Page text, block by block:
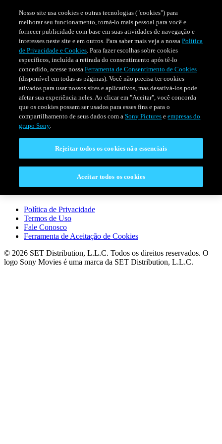
FILMESSÉRIESPROGRAMAÇÃO
LEGAL
Política de Privacidade
Termos de Uso
Fale Conosco
Ferramenta de Aceitação de Cookies
© 2026 SET Distribution, L.L.C. Todos os direitos reservados. O
logo Sony Movies é uma marca da SET Distribution, L.L.C.
Nosso site usa cookies e outras tecnologias ("cookies") para
melhorar seu funcionamento, torná-lo mais pessoal para você e
fornecer publicidade com base em suas atividades de navegação e
interesses neste site e em outros. Para saber mais veja a nossaPolítica
de Privacidade e Cookies. Para fazer escolhas sobre cookies
específicos, incluída a retirada do consentimento após tê-lo
concedido, acesse nossaFerramenta de Consentimento de Cookies
(disponível em todas as páginas). Você não precisa ter cookies
ativados para usar nossos sites e aplicativos, mas desativá-los pode
afetar sua experiência neles. Ao clicar em "Aceitar", você concorda
que os cookies possam ser usados para esses fins e para o
compartilhamento de seus dados com aSony Pictures eempresas do
grupo Sony.
Rejeitar todos os cookies não essenciais
Aceitar todos os cookies